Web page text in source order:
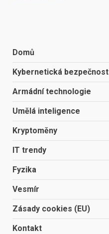
Domů
Kybernetická bezpečnost
Armádní technologie
Umělá inteligence
Kryptoměny
IT trendy
Fyzika
Vesmír
Zásady cookies (EU)
Kontakt